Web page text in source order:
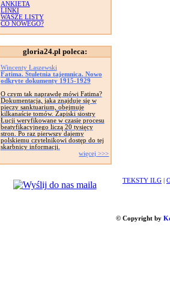
ANKIETA
LINKI
WASZE LISTY
CO NOWEGO?
gloria24.pl poleca:
Wincenty Łaszewski
Fatima. Stuletnia tajemnica. Nowo
odkryte dokumenty 1915-1929
O czym tak naprawdę mówi Fatima?
Dokumentacja, jaka znajduje się w
pieczy sanktuarium, obejmuje
kilkanaście tomów. Zapiski siostry
Łucji weryfikowane w czasie procesu
beatyfikacyjnego liczą 20 tysięcy
stron. Po raz pierwszy dajemy
polskiemu czytelnikowi dostęp do tej
skarbnicy informacji.
więcej >>>
TEKSTY ILG
© Copyright by